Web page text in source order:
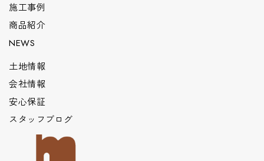
施工事例
商品紹介
NEWS
土地情報
会社情報
安心保証
スタッフブログ